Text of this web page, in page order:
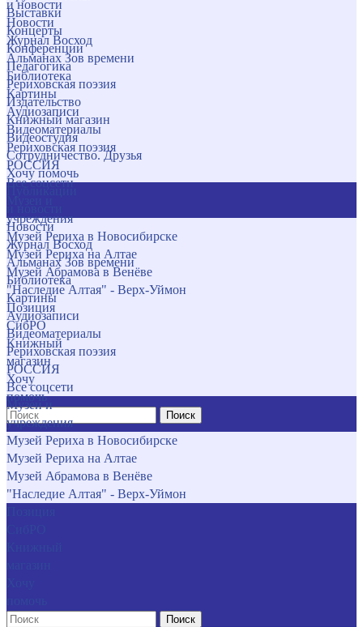
и новости
Новости
Журнал Восход
Альманах Зов времени
Библиотека
Картины
Аудиозаписи
Видеоматериалы
Рериховская поэзия
РОССИЯ
Все соцсети
учреждения
Музей Рериха в Новосибирске
Музей Рериха на Алтае
Музей Абрамова в Венёве
"Наследие Алтая" - Верх-Уймон
Позиция
СибРО
Книжный
магазин
Хочу
помочь
Поиск
Выставки
Концерты
Конференции
Педагогика
Рериховская поэзия
Издательство
Книжный магазин
Видеостудия
Сотрудничество. Друзья
Хочу помочь
Новости
Журнал Восход
Альманах Зов времени
Библиотека
Картины
Аудиозаписи
Видеоматериалы
Рериховская поэзия
РОССИЯ
Все соцсети
Музеи и
учреждения
Музей Рериха в Новосибирске
Музей Рериха на Алтае
Музей Абрамова в Венёве
"Наследие Алтая" - Верх-Уймон
Поиск